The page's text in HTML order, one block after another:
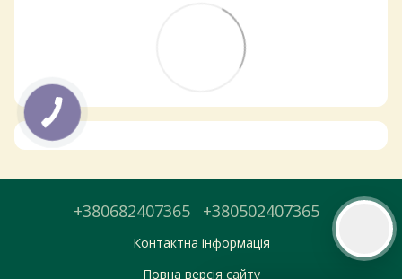
+380682407365 +380502407365
Контактна інформація
Повна версія сайту
Тепер онлайн-замовлення можна
доставити у вибраний
магазин і забрати у зручний час 💚